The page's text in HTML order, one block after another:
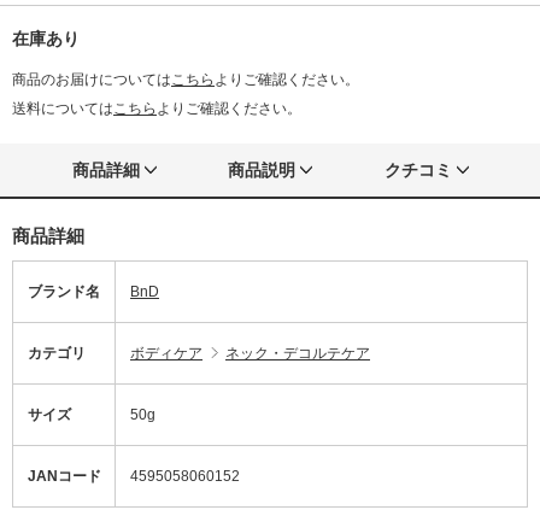
在庫あり
商品のお届けについてはこちら よりご確認ください。
送料についてはこちら よりご確認ください。
商品詳細 商品説明 クチコミ
商品詳細
ブランド名 BnD
カテゴリ ボディケア ネック・デコルテケア
サイズ 50g
JANコード 4595058060152